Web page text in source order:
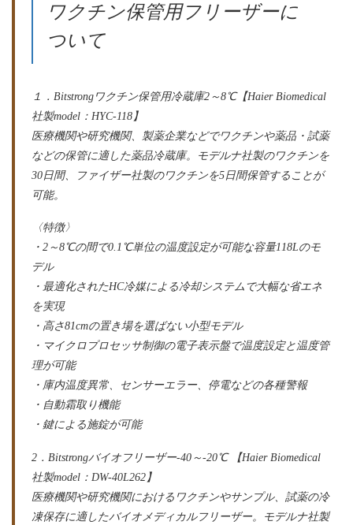
ワクチン保管用フリーザーに
ついて
１．Bitstrongワクチン保管用冷蔵庫2～8℃【Haier Biomedical
社製model：HYC-118】
医療機関や研究機関、製薬企業などでワクチンや薬品・試薬
などの保管に適した薬品冷蔵庫。モデルナ社製のワクチンを
30日間、ファイザー社製のワクチンを5日間保管することが
可能。
〈特徴〉
・2～8℃の間で0.1℃単位の温度設定が可能な容量118Lのモ
デル
・最適化されたHC冷媒による冷却システムで大幅な省エネ
を実現
・高さ81cmの置き場を選ばない小型モデル
・マイクロプロセッサ制御の電子表示盤で温度設定と温度管
理が可能
・庫内温度異常、センサーエラー、停電などの各種警報
・自動霜取り機能
・鍵による施錠が可能
2．Bitstrongバイオフリーザー-40～-20℃ 【Haier Biomedical
社製model：DW-40L262】
医療機関や研究機関におけるワクチンやサンプル、試薬の冷
凍保存に適したバイオメディカルフリーザー。モデルナ社製